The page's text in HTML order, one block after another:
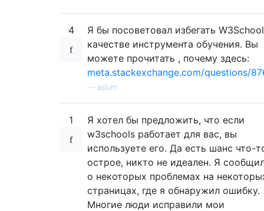
4
Я бы посоветовал избегать
качестве инструмента обучения. Вы
можете прочитать , почему здесь:
meta.stackexchange.com/questions/
aslum
1
Я хотел бы предложить, что если
w3schools работает для вас, вы
используете его. Да есть шанс что-
острое, никто не идеален. Я
о некоторых проблемах на
страницах, где я обнаружил ошибку.
Многие люди исправили мои